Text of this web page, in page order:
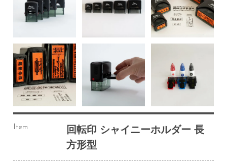
Item
回転印 シャイニーホルダー 長
方形型